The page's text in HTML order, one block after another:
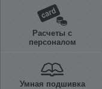
Расчеты с
персоналом
Умная подшивка